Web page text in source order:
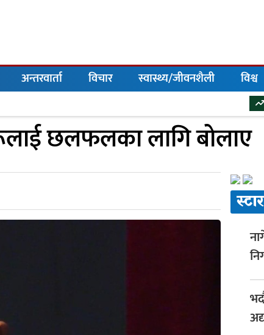
अन्तरवार्ता विचार स्वास्थ्य/जीवनशैली विश्व
छलफलका लागि बोलाए